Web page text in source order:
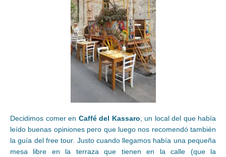
Decidimos comer en Caffé del Kassaro, un local del que había
leído buenas opiniones pero que luego nos recomendó también
la guía del free tour. Justo cuando llegamos había una pequeña
mesa libre en la terraza que tienen en la calle (que la